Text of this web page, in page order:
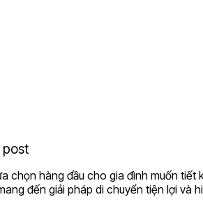
post
chọn hàng đầu cho gia đình muốn tiết
đến giải pháp di chuyển tiện lợi và